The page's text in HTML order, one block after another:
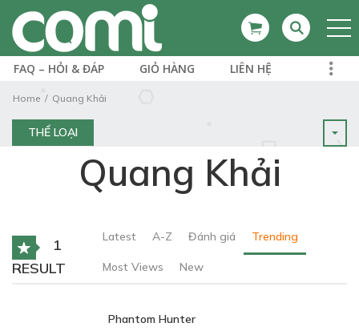
FAQ – HỎI & ĐÁP GIỎ HÀNG LIÊN HỆ
Home Quang Khải
THỂ LOẠI
Quang Khải
1
RESULT
Latest A-Z Đánh giá Trending
Most Views New
Phantom Hunter